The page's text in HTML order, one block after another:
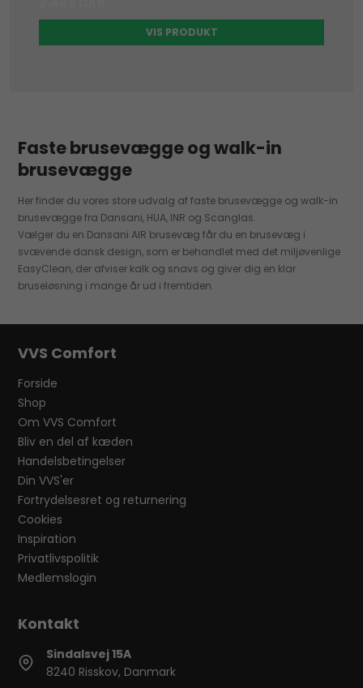
VIS PRODUKT
Faste brusevægge og walk-in
brusevægge
Her finder du vores store udvalg af faste brusevægge og walk-in
brusevægge fra Dansani, HUA, INR og Scanglas.
Vælger du en Dansani AIR brusevæg får du en brusevæg i
svævende dansk design, som er behandlet med det miljøvenlige
EasyClean, der afviser kalk og snavs og giver dig en klar
bruseløsning i mange år ud i fremtiden.
VVS Comfort
Forside
Shop
Om VVS Comfort
Bliv en del af kæden
Handelsbetingelser
Din VVS'er
Fortrydelsesret og returnering
Cookies
Inspiration
Privatlivspolitik
Medlemslogin
Sindalsvej 15A
8240 Risskov, Danmark